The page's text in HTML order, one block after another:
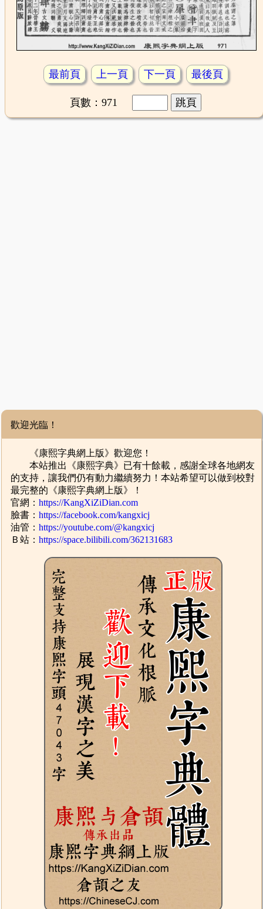
最前頁 上一頁 下一頁 最後頁
頁數：971
歡迎光臨！
《康熙字典網上版》歡迎您！
本站推出《康熙字典》已有十餘載，感謝全球各地網友
的支持，讓我們仍有動力繼續努力！本站希望可以做到校對
最完整的《康熙字典網上版》！
官網：https://KangXiZiDian.com
臉書：https://facebook.com/kangxicj
油管：https://youtube.com/@kangxicj
Ｂ站：https://space.bilibili.com/362131683